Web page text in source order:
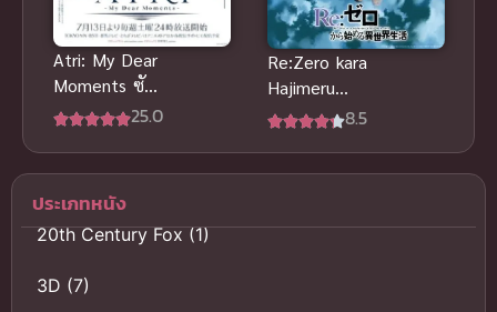
Atri: My Dear
Moments ซับ
ไทย
25.0
Re:Zero kara
Hajimeru
Isekai
8.5
ประเภทหนัง
20th Century Fox(1)
3D (7)